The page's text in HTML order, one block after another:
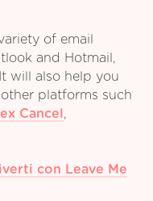
of email
and Hotmail,
will also help you
platforms such
Cancel ,
con Leave Me